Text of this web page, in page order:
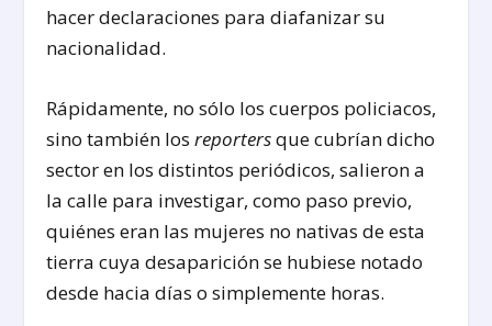
hacer declaraciones para diafanizar su
nacionalidad.
Rápidamente, no sólo los cuerpos policiacos,
sino también losreportersque cubrían dicho
sector en los distintos periódicos, salieron a
la calle para investigar, como paso previo,
quiénes eran las mujeres no nativas de esta
tierra cuya desapa­rición se hubiese notado
desde hacia días o sim­plemente horas.